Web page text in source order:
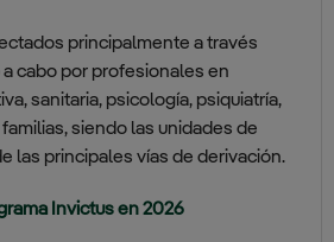
principalmente a través
cabo por profesionales en
sanitaria, psicología, psiquiatría,
siendo las unidades de
las principales vías de derivación.
Invictus en 2026